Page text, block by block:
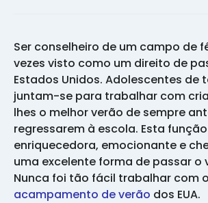
Ser conselheiro de um campo de
vezes visto como um direito de
Estados Unidos. Adolescentes de
juntam-se para trabalhar com
lhes o melhor verão de sempre
regressarem à escola. Esta função
enriquecedora, emocionante e
uma excelente forma de passar o
Nunca foi tão fácil trabalhar com o
acampamento de verão dos EUA.